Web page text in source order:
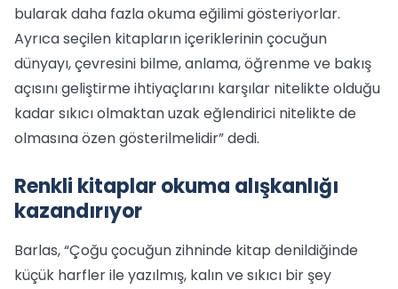
bularak daha fazla okuma eğilimi gösteriyorlar.
Ayrıca seçilen kitapların içeriklerinin çocuğun
dünyayı, çevresini bilme, anlama, öğrenme ve bakış
açısını geliştirme ihtiyaçlarını karşılar nitelikte olduğu
kadar sıkıcı olmaktan uzak eğlendirici nitelikte de
olmasına özen gösterilmelidir” dedi.
Renkli kitaplar okuma alışkanlığı
kazandırıyor
Barlas, “Çoğu çocuğun zihninde kitap denildiğinde
küçük harfler ile yazılmış, kalın ve sıkıcı bir şey